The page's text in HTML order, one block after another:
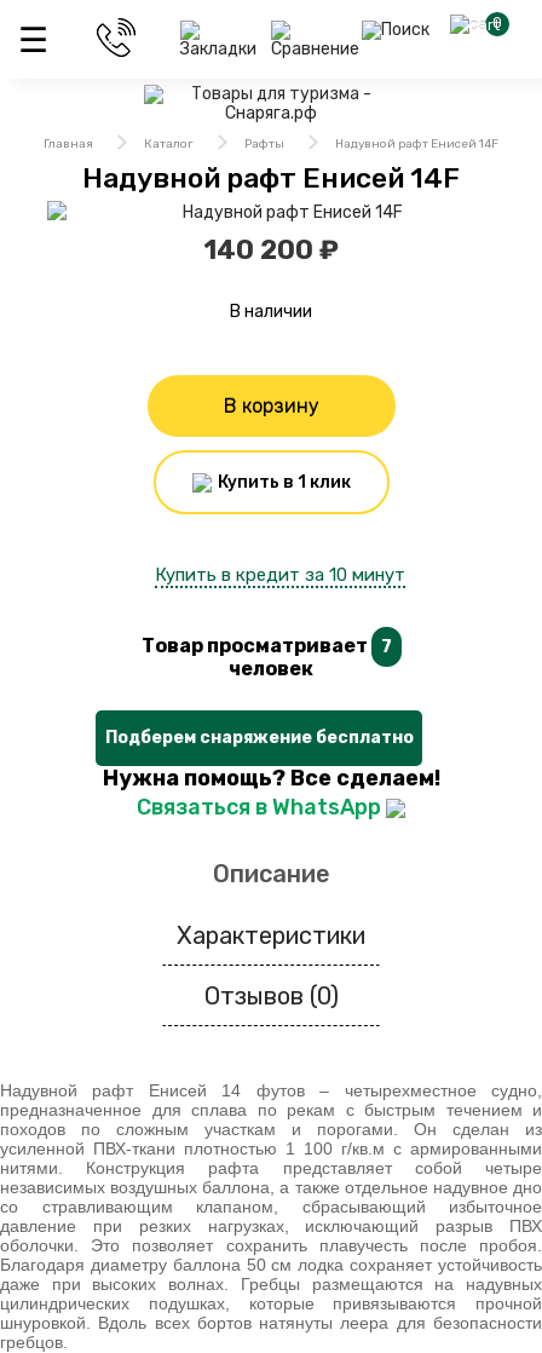
0
Главная Каталог Рафты Надувной рафт Енисей 14F
Надувной рафт Енисей 14F
140 200 ₽
В наличии
В корзину
Купить в 1 клик
Купить в кредит за 10 минут
Товар просматривает 7
человек
Подберем снаряжение бесплатно
Нужна помощь? Все сделаем!
Связаться в WhatsApp
Описание
Характеристики
Отзывов (0)
Надувной рафт Енисей 14 футов – четырехместное судно,
предназначенное для сплава по рекам с быстрым течением и
походов по сложным участкам и порогами. Он сделан из
усиленной ПВХ-ткани плотностью 1 100 г/кв.м с армированными
нитями. Конструкция рафта представляет собой четыре
независимых воздушных баллона, а также отдельное надувное дно
со стравливающим клапаном, сбрасывающий избыточное
давление при резких нагрузках, исключающий разрыв ПВХ
оболочки. Это позволяет сохранить плавучесть после пробоя.
Благодаря диаметру баллона 50 см лодка сохраняет устойчивость
даже при высоких волнах. Гребцы размещаются на надувных
цилиндрических подушках, которые привязываются прочной
шнуровкой. Вдоль всех бортов натянуты леера для безопасности
гребцов.